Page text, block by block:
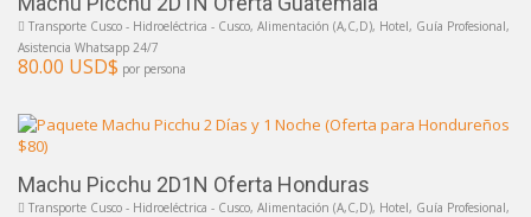
Transporte Cusco - Hidroeléctrica - Cusco, Alimentación (A,C,D), Hotel, Guía Profesional,
Asistencia Whatsapp 24/7
80.00 USD$ por persona
Machu Picchu 2D1N Oferta Honduras
Transporte Cusco - Hidroeléctrica - Cusco, Alimentación (A,C,D), Hotel, Guía Profesional,